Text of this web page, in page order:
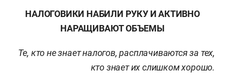
НАЛОГОВИКИ НАБИЛИ РУКУ И АКТИВНО
НАРАЩИВАЮТ ОБЪЕМЫ
Те, кто не знает налогов, расплачиваются за тех,
кто знает их слишком хорошо.